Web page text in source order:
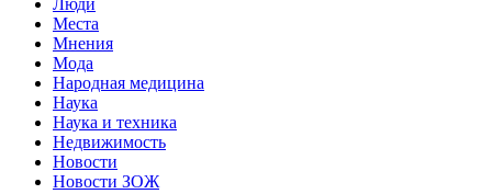
Люди
Места
Мнения
Мода
Народная медицина
Наука
Наука и техника
Недвижимость
Новости
Новости ЗОЖ